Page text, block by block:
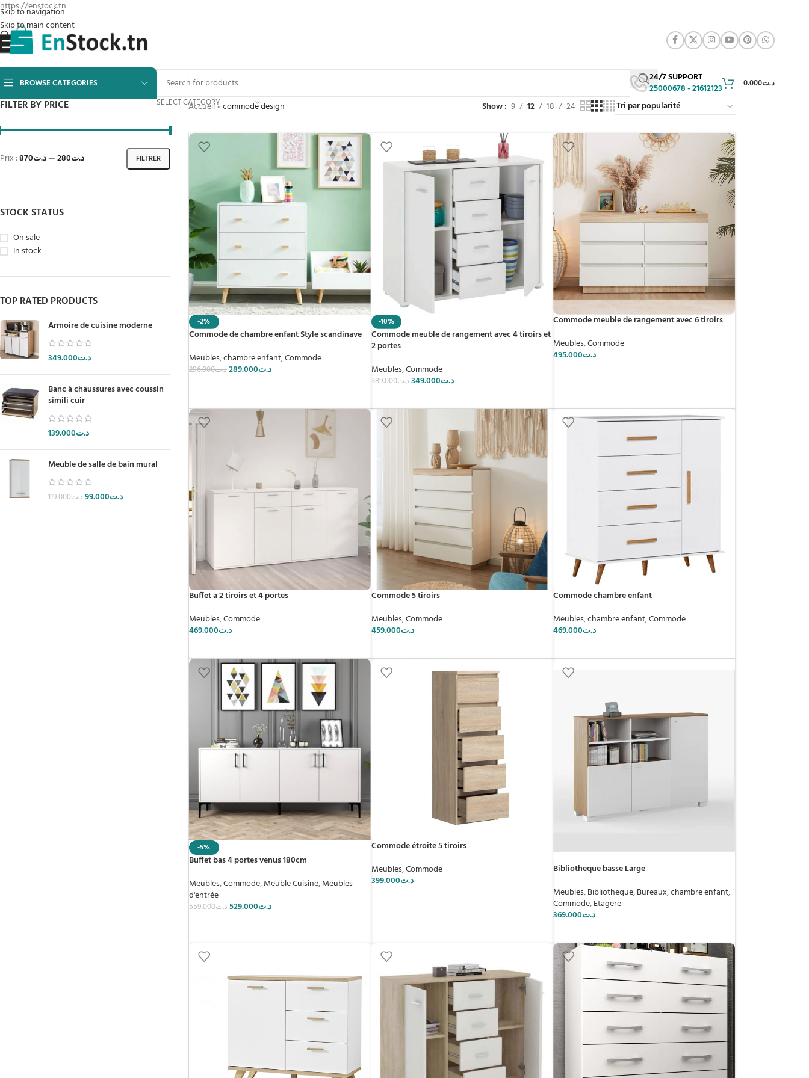
https://enstock.tn
Skip to navigation
Skip to main content
BROWSE CATEGORIES
SELECT CATEGORY
24/7 SUPPORT
25000678 - 21612123
د.ت0.000
FILTER BY PRICE
FILTRER
Prix : د.ت280 —د.ت870
STOCK STATUS
On sale
In stock
TOP RATED PRODUCTS
Armoire de cuisine moderne
د.ت349.000
Banc à chaussures avec coussin
simili cuir
د.ت139.000
Meuble de salle de bain mural
د.ت119.000 د.ت99.000
Accueil»commode design Show 9 12 18 24
-2%
Commode de chambre enfant Style scandinave
Meubles,chambre enfant,Commode
د.ت296.000 د.ت289.000
-10%
Commode meuble de rangement avec 4 tiroirs et
2 portes
Meubles,Commode
د.ت389.000 د.ت349.000
Commode meuble de rangement avec 6 tiroirs
Meubles,Commode
د.ت495.000
Buffet a 2 tiroirs et 4 portes
Meubles,Commode
د.ت469.000
Commode 5 tiroirs
Meubles,Commode
د.ت459.000
Commode chambre enfant
Meubles,chambre enfant,Commode
د.ت469.000
-5%
Buffet bas 4 portes venus 180cm
Meubles,Commode,Meuble Cuisine,Meubles
d'entrée
د.ت559.000 د.ت529.000
Commode étroite 5 tiroirs
Meubles,Commode
د.ت399.000
Bibliotheque basse Large
Meubles,Bibliotheque,Bureaux,chambre enfant,
Commode,Etagere
د.ت369.000